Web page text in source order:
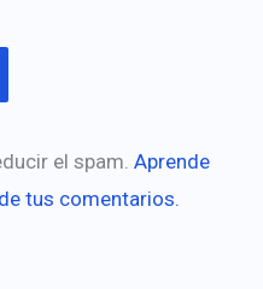
el spam.Aprende
tus comentarios.